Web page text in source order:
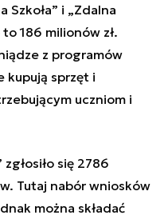
Szkoła” i „Zdalna
186 milionów zł.
z programów
kupują sprzęt i
uczniom i
się 2786
Tutaj nabór wniosków
można składać